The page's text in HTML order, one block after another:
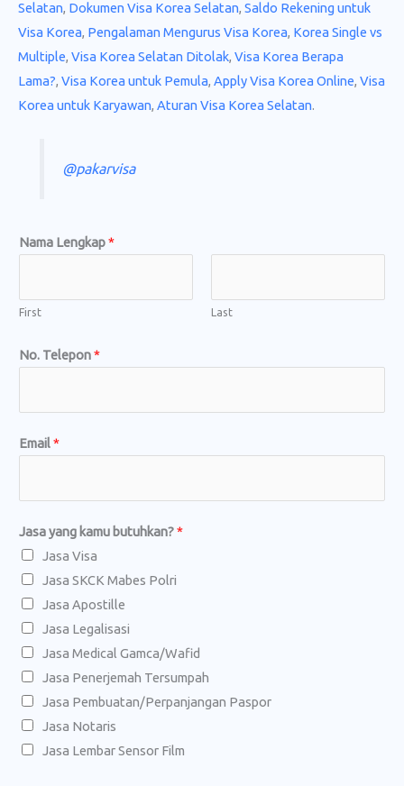
Selatan, Dokumen Visa Korea Selatan, Saldo Rekening untuk
Visa Korea, Pengalaman Mengurus Visa Korea, Korea Single vs
Multiple, Visa Korea Selatan Ditolak, Visa Korea Berapa
Lama?, Visa Korea untuk Pemula, Apply Visa Korea Online, Visa
Korea untuk Karyawan, Aturan Visa Korea Selatan.
@pakarvisa
Nama Lengkap*
First Last
No. Telepon*
Email*
Jasa yang kamu butuhkan?*
Jasa Visa
Jasa SKCK Mabes Polri
Jasa Apostille
Jasa Legalisasi
Jasa Medical Gamca/Wafid
Jasa Penerjemah Tersumpah
Jasa Pembuatan/Perpanjangan Paspor
Jasa Notaris
Jasa Lembar Sensor Film